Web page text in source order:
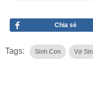
Chia sẻ
Tags: Sinh Con Vợ